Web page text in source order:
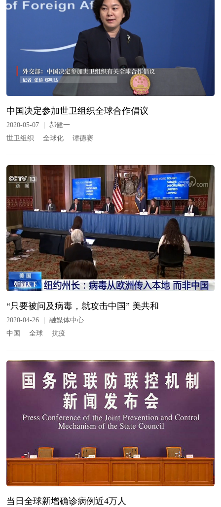
中国决定参加世卫组织全球合作倡议
2020-05-07
郝健一
世卫组织
全球化 谭德赛
“只要被问及病毒，就攻击中国” 美共和
2020-04-26
融媒体中心
中国
全球 抗疫
当日全球新增确诊病例近4万人